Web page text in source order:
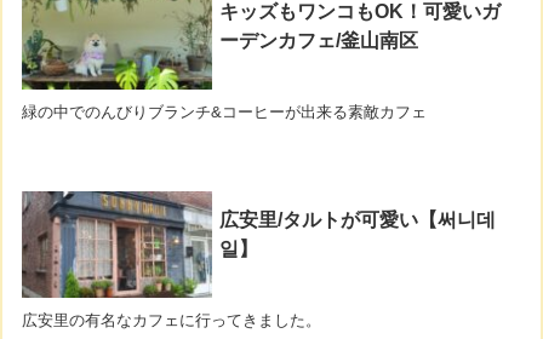
キッズもワンコもOK！可愛いガ
ーデンカフェ/釜山南区
緑の中でのんびりブランチ&コーヒーが出来る素敵カフェ
広安里/タルトが可愛い【써니데
일】
広安里の有名なカフェに行ってきました。